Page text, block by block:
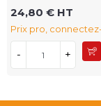
24,80 € HT
Prix pro,
- +